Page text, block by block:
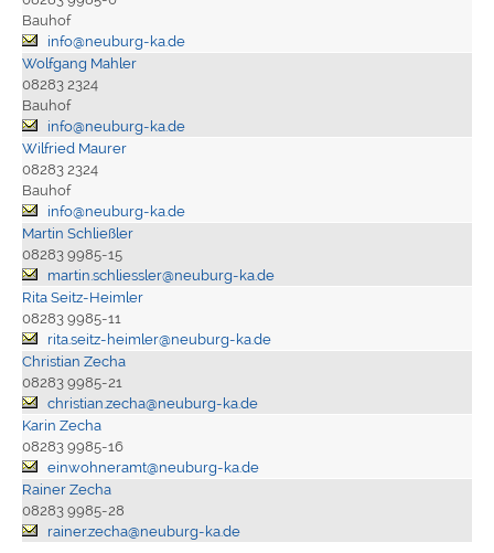
Bauhof
info@neuburg-ka.de
Wolfgang Mahler
08283 2324
Bauhof
info@neuburg-ka.de
Wilfried Maurer
08283 2324
Bauhof
info@neuburg-ka.de
Martin Schließler
08283 9985-15
martin.schliessler@neuburg-ka.de
Rita Seitz-Heimler
08283 9985-11
rita.seitz-heimler@neuburg-ka.de
Christian Zecha
08283 9985-21
christian.zecha@neuburg-ka.de
Karin Zecha
08283 9985-16
einwohneramt@neuburg-ka.de
Rainer Zecha
08283 9985-28
rainer.zecha@neuburg-ka.de